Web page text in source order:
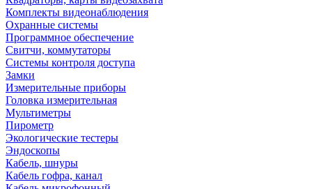
Комплекты видеонаблюдения
Охранные системы
Программное обеспечение
Свитчи, коммутаторы
Системы контроля доступа
Замки
Измерительные приборы
Головка измерительная
Мультиметры
Пирометр
Экологические тестеры
Эндоскопы
Кабель, шнуры
Кабель гофра, канал